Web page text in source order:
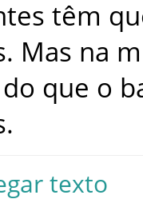
têm
. Mas na
do que o
.
texto